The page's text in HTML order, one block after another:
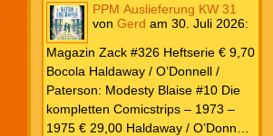
PPM Auslieferung KW 31
von Gerd am 30. Juli 2026:
Magazin Zack #326 Heftserie € 9,70
Bocola Haldaway / O’Donnell /
Paterson: Modesty Blaise #10 Die
kompletten Comicstrips – 1973 –
1975 € 29,00 Haldaway / O’Donnell